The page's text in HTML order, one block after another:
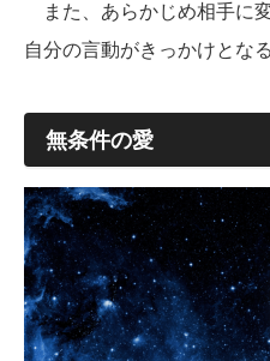
また、あらかじめ相手に
自分の言動がきっかけとな
無条件の愛